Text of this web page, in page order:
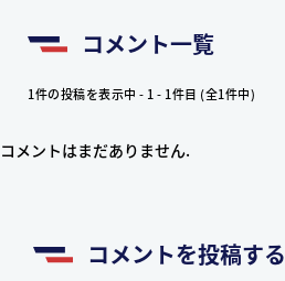
コメント一覧
1件の投稿を表示中 - 1 - 1件目 (全1件中)
コメントはまだありません.
コメントを投稿する